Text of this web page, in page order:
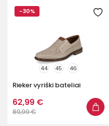
-30%
44 45 46
Rieker vyriški bateliai
62,99 €
89,99 €